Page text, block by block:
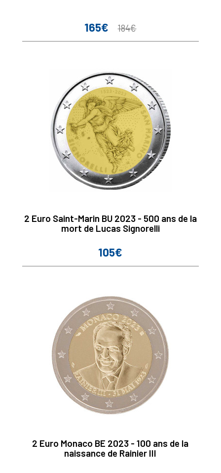
Prix
165€
Prix
184€
2 Euro Saint-Marin BU 2023 - 500 ans de la
mort de Lucas Signorelli
Prix
105€
2 Euro Monaco BE 2023 - 100 ans de la
naissance de Rainier III